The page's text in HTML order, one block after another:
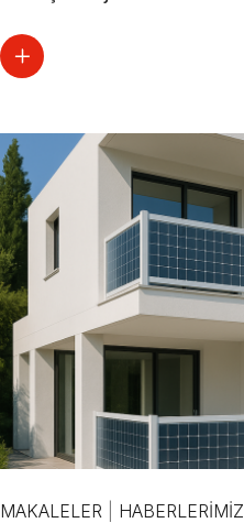
MAKALELER HABERLERIMIZ